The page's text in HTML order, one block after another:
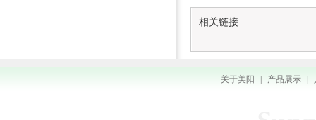
相关链接
关于美阳 产品展示